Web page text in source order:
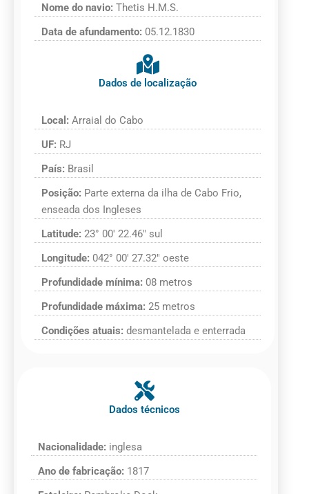
Nome do navio: Thetis H.M.S.
Data de afundamento: 05.12.1830
Dados de localização
Local: Arraial do Cabo
UF: RJ
País: Brasil
Posição: Parte externa da ilha de Cabo Frio,
enseada dos Ingleses
Latitude: 23° 00′ 22.46″ sul
Longitude: 042° 00′ 27.32″ oeste
Profundidade mínima: 08 metros
Profundidade máxima: 25 metros
Condições atuais: desmantelada e enterrada
Dados técnicos
Nacionalidade: inglesa
Ano de fabricação: 1817